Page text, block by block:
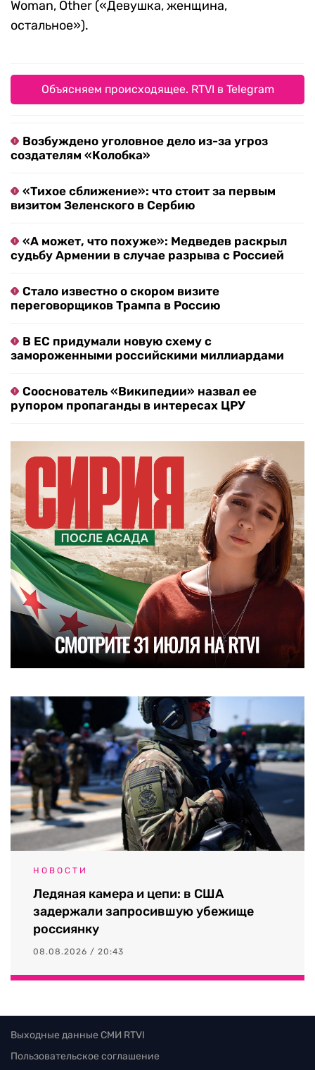
Woman, Other («Девушка, женщина,
остальное»).
Объясняем происходящее. RTVI в Telegram
Возбуждено уголовное дело из-за угроз
создателям «Колобка»
«Тихое сближение»: что стоит за первым
визитом Зеленского в Сербию
«А может, что похуже»: Медведев раскрыл
судьбу Армении в случае разрыва с Россией
Стало известно о скором визите
переговорщиков Трампа в Россию
В ЕС придумали новую схему с
замороженными российскими миллиардами
Сооснователь «Википедии» назвал ее
рупором пропаганды в интересах ЦРУ
НОВОСТИ
Ледяная камера и цепи: в США
задержали запросившую убежище
россиянку
08.08.2026 / 20:43
Выходные данные СМИ RTVI
Пользовательское соглашение